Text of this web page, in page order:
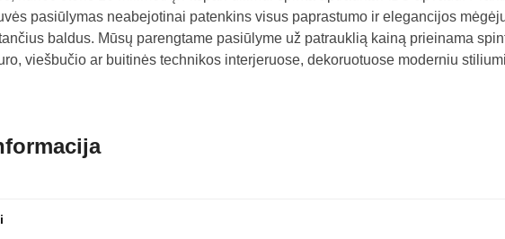
pasiūlymas neabejotinai patenkins visus paprastumo ir elegancijos
baldus. Mūsų parengtame pasiūlyme už patrauklią kainą prieinama
viešbučio ar buitinės technikos interjeruose, dekoruotuose moderniu